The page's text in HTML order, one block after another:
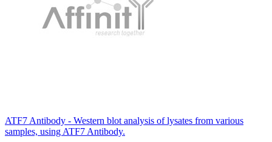
ATF7 Antibody - Western blot analysis of lysates from various
samples, using ATF7 Antibody.